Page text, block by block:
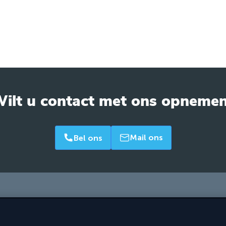
u contact met ons
Bel ons Mail ons